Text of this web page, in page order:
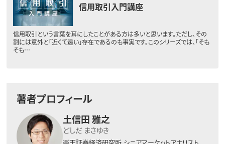
信用取引入門講座
信用取引という言葉を耳にしたことがある方は多いと思います。ただし、その
割には意外と「近くて遠い」存在であるのも事実です。このシリーズでは、「そも
そも…
著者プロフィール
土信田 雅之
どしだ まさゆき